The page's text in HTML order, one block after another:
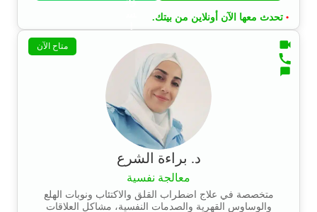
• تحدث معها الآن أونلاين من بيتك.
متاح الآن
د. براءة الشرع
معالجة نفسية
متخصصة في علاج اضطراب القلق والاكتئاب ونوبات الهلع
والوساوس القهرية والصدمات النفسية، مشاكل العلاقات